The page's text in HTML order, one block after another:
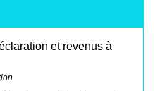
et revenus à